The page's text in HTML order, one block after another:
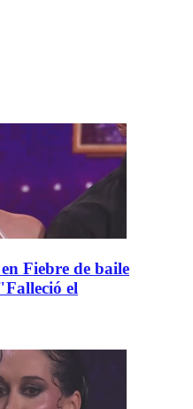
Fiebre de baile
el